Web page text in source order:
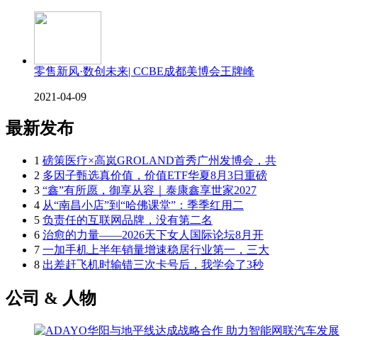
零售新风·数创未来| CCBE成都美博会王牌峰
2021-04-09
最新发布
1 磅策医疗×高岚GROLAND首秀广州发博会，共
2 多因子甄选真价值，价值ETF华夏8月3日重磅
3 “鑫”有所愿，御享从容｜泰康鑫享世家2027
4 从“南昌小店”到“哈佛课堂”：季季红用二
5 负责任的互联网品牌，没有第二名
6 治愈的力量——2026天下女人国际论坛8月开
7 一加手机上半年销量增速稳居行业第一，三大
8 出差赶飞机时输错三次卡号后，我学会了3秒
公司 & 人物